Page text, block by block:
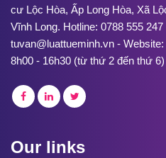
cư Lộc Hòa, Ấp Long Hòa, Xã
Vĩnh Long. Hotline: 0788 555
tuvan@luattueminh.vn -
8h00 - 16h30 (từ thứ 2 đến thứ 6)
Our links